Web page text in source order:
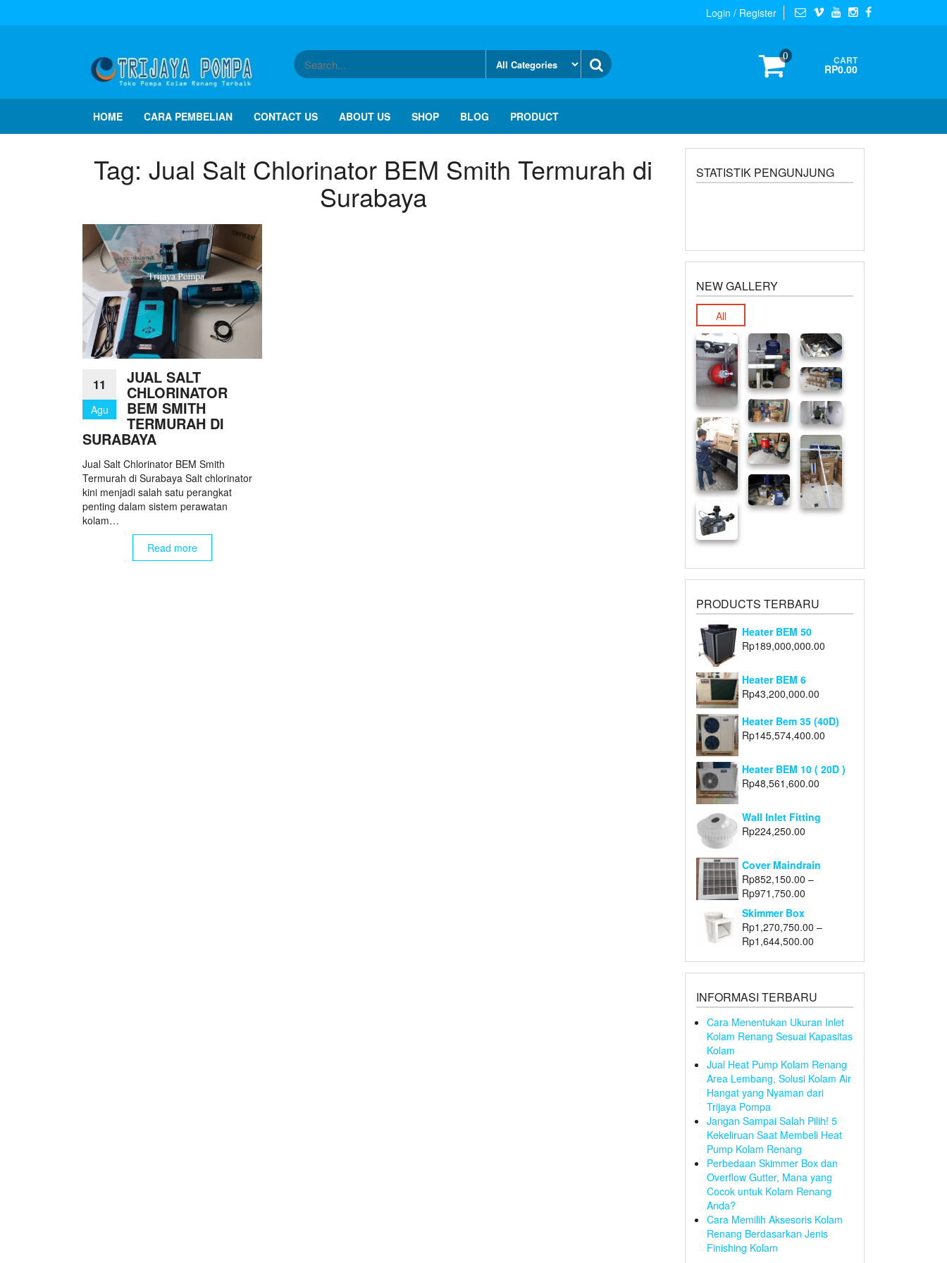
Login / Register
0 CART
RP0.00
HOME CARA PEMBELIAN CONTACT US ABOUT US SHOP BLOG PRODUCT
Tag: Jual Salt Chlorinator BEM Smith Termurah di
Surabaya
11
Agu
JUAL SALT
CHLORINATOR
BEM SMITH
TERMURAH DI
SURABAYA
Jual Salt Chlorinator BEM Smith
Termurah di Surabaya Salt chlorinator
kini menjadi salah satu perangkat
penting dalam sistem perawatan
kolam…
Read more
STATISTIK PENGUNJUNG
NEW GALLERY
All
PRODUCTS TERBARU
Heater BEM 50
Rp189,000,000.00
Heater BEM 6
Rp43,200,000.00
Heater Bem 35 (40D)
Rp145,574,400.00
Heater BEM 10 ( 20D )
Rp48,561,600.00
Wall Inlet Fitting
Rp224,250.00
Cover Maindrain
Rp852,150.00 –
Rp971,750.00
Skimmer Box
Rp1,270,750.00 –
Rp1,644,500.00
INFORMASI TERBARU
Cara Menentukan Ukuran Inlet
Kolam Renang Sesuai Kapasitas
Kolam
Jual Heat Pump Kolam Renang
Area Lembang, Solusi Kolam Air
Hangat yang Nyaman dari
Trijaya Pompa
Jangan Sampai Salah Pilih! 5
Kekeliruan Saat Membeli Heat
Pump Kolam Renang
Perbedaan Skimmer Box dan
Overflow Gutter, Mana yang
Cocok untuk Kolam Renang
Anda?
Cara Memilih Aksesoris Kolam
Renang Berdasarkan Jenis
Finishing Kolam